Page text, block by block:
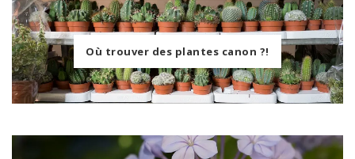
Où trouver des plantes canon ?!